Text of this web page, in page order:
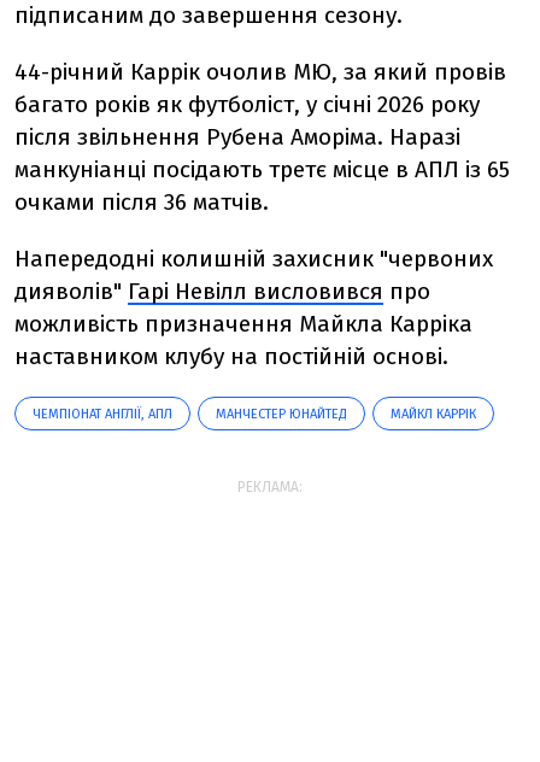
підписаним до завершення сезону.
44-річний Каррік очолив МЮ, за який провів
багато років як футболіст, у січні 2026 року
після звільнення Рубена Аморіма. Наразі
манкуніанці посідають третє місце в АПЛ із 65
очками після 36 матчів.
Напередодні колишній захисник "червоних
дияволів" Гарі Невілл висловився про
можливість призначення Майкла Карріка
наставником клубу на постійній основі.
ЧЕМПІОНАТ АНГЛІЇ, АПЛ МАНЧЕСТЕР ЮНАЙТЕД МАЙКЛ КАРРІК
РЕКЛАМА: